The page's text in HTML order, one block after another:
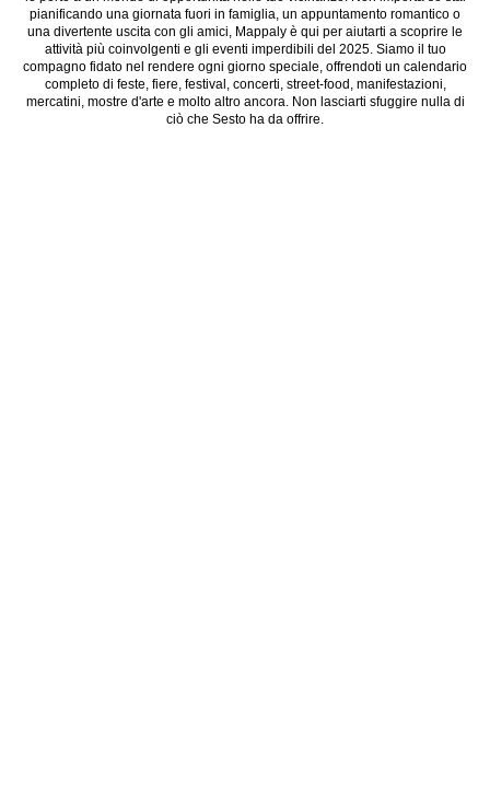
pianificando una giornata fuori in famiglia, un appuntamento romantico o
una divertente uscita con gli amici, Mappaly è qui per aiutarti a scoprire le
attività più coinvolgenti e gli eventi imperdibili del 2025. Siamo il tuo
compagno fidato nel rendere ogni giorno speciale, offrendoti un calendario
completo di feste, fiere, festival, concerti, street-food, manifestazioni,
mercatini, mostre d'arte e molto altro ancora. Non lasciarti sfuggire nulla di
ciò che Sesto ha da offrire.